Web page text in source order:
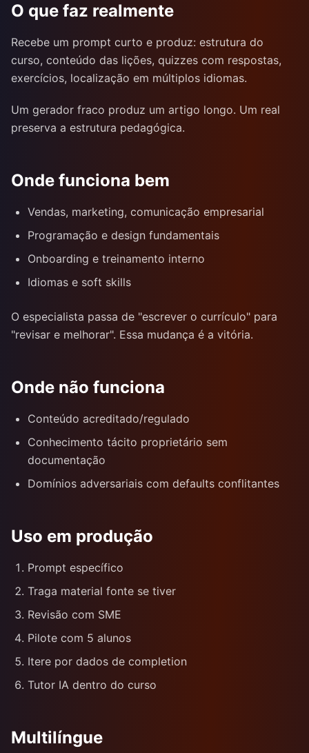
O que faz realmente
Recebe um prompt curto e produz: estrutura do
curso, conteúdo das lições, quizzes com respostas,
exercícios, localização em múltiplos idiomas.
Um gerador fraco produz um artigo longo. Um real
preserva a estrutura pedagógica.
Onde funciona bem
Vendas, marketing, comunicação empresarial
Programação e design fundamentais
Onboarding e treinamento interno
Idiomas e soft skills
O especialista passa de "escrever o currículo" para
"revisar e melhorar". Essa mudança é a vitória.
Onde não funciona
Conteúdo acreditado/regulado
Conhecimento tácito proprietário sem
documentação
Domínios adversariais com defaults conflitantes
Uso em produção
Prompt específico
Traga material fonte se tiver
Revisão com SME
Pilote com 5 alunos
Itere por dados de completion
Tutor IA dentro do curso
Multilíngue